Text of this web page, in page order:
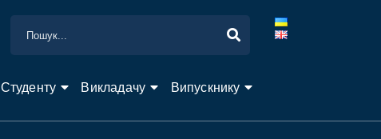
Студенту Викладачу Випускнику